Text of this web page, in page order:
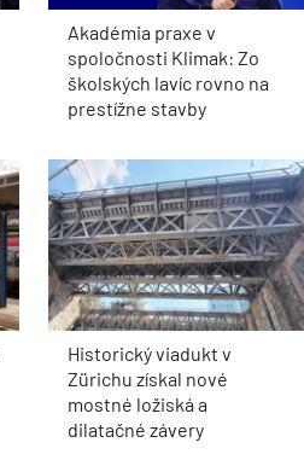
Akadémia praxe v
spoločnosti Klimak: Zo
školských lavíc rovno na
prestížne stavby
Historický viadukt v
Zürichu získal nové
mostné ložiská a
dilatačné závery